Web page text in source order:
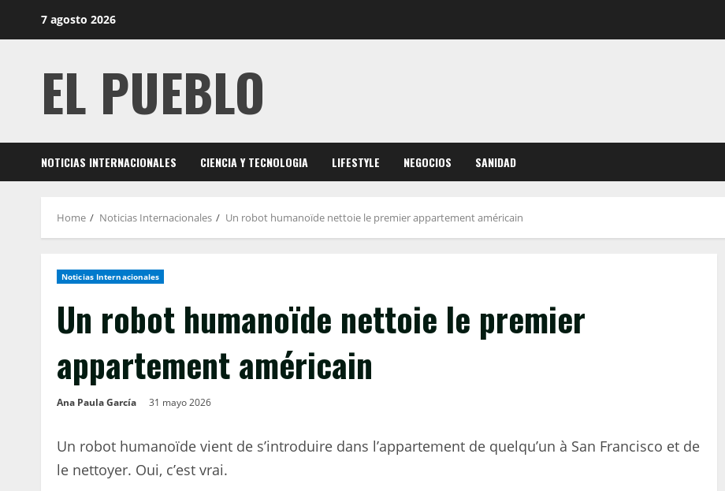
7 agosto 2026
EL PUEBLO
NOTICIAS INTERNACIONALES CIENCIA Y TECNOLOGIA LIFESTYLE NEGOCIOS SANIDAD
Home Noticias Internacionales Un robot humanoïde nettoie le premier appartement américain
Noticias Internacionales
Un robot humanoïde nettoie le premier
appartement américain
Ana Paula García 31 mayo 2026
Un robot humanoïde vient de s’introduire dans l’appartement de quelqu’un à San Francisco et de
le nettoyer. Oui, c’est vrai.